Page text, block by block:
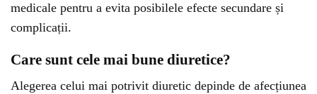
medicale pentru a evita posibilele efecte secundare și
complicații.
Care sunt cele mai bune diuretice?
Alegerea celui mai potrivit diuretic depinde de afecțiunea